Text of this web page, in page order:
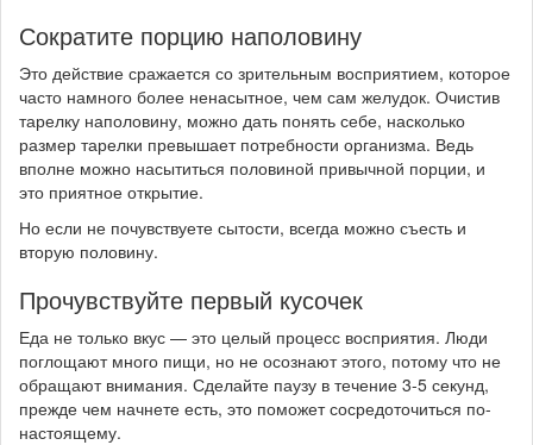
Сократите порцию наполовину
Это действие сражается со зрительным восприятием, которое
часто намного более ненасытное, чем сам желудок. Очистив
тарелку наполовину, можно дать понять себе, насколько
размер тарелки превышает потребности организма. Ведь
вполне можно насытиться половиной привычной порции, и
это приятное открытие.
Но если не почувствуете сытости, всегда можно съесть и
вторую половину.
Прочувствуйте первый кусочек
Еда не только вкус — это целый процесс восприятия. Люди
поглощают много пищи, но не осознают этого, потому что не
обращают внимания. Сделайте паузу в течение 3-5 секунд,
прежде чем начнете есть, это поможет сосредоточиться по-
настоящему.